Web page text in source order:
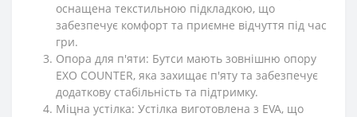
оснащена текстильною підкладкою, що
забезпечує комфорт та приємне відчуття під час
гри.
Опора для п'яти: Бутси мають зовнішню опору
EXO COUNTER, яка захищає п'яту та забезпечує
додаткову стабільність та підтримку.
Міцна устілка: Устілка виготовлена з EVA, що